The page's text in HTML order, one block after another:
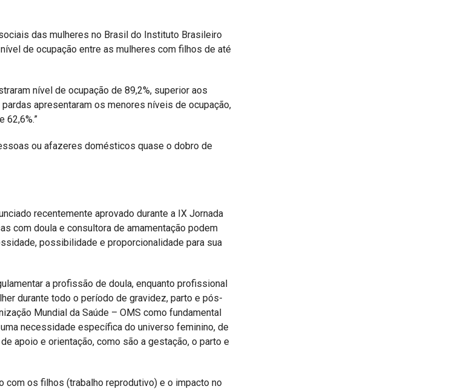
das mulheres no Brasil do Instituto Brasileiro
de ocupação entre as mulheres com filhos de até
nível de ocupação de 89,2%, superior aos
apresentaram os menores níveis de ocupação,
62,6%.”
ou afazeres domésticos quase o dobro de
recentemente aprovado durante a IX Jornada
com doula e consultora de amamentação podem
possibilidade e proporcionalidade para sua
a profissão de doula, enquanto profissional
durante todo o período de gravidez, parto e pós-
Mundial da Saúde – OMS como fundamental
necessidade específica do universo feminino, de
apoio e orientação, como são a gestação, o parto e
os filhos (trabalho reprodutivo) e o impacto no